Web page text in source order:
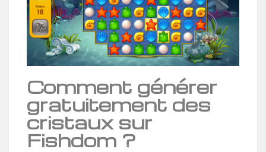
Comment générer
gratuitement des
cristaux sur
Fishdom ?